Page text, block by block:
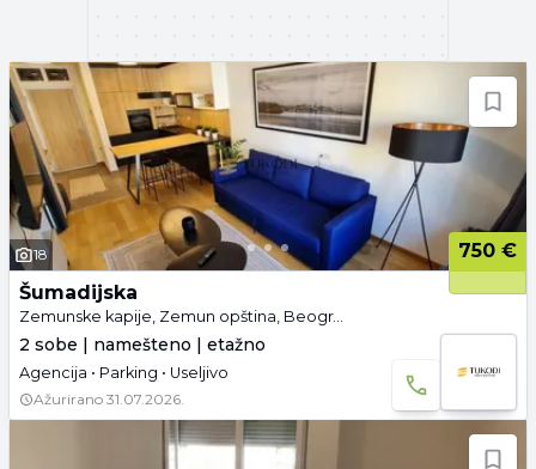
18
750 €
Šumadijska
Zemunske kapije, Zemun opština, Beograd
2 sobe | namešteno | etažno
Agencija • Parking • Useljivo
Ažurirano 31.07.2026.